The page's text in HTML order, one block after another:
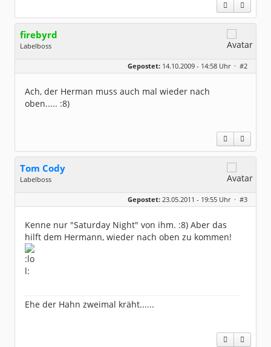
firebyrd
Labelboss
Hausgeburt (Ausgeburt?)
Beiträge:
48869
Gepostet: 14.10.2009 - 14:58 Uhr · #2
Ach, der Herman muss auch mal wieder nach
oben..... :8)
Tom Cody
Labelboss
Geschlecht:
Alter:
70
Dabei seit:
11 / 2006
Gepostet: 23.05.2011 - 19:55 Uhr · #3
Kenne nur "Saturday Night" von ihm. :8) Aber das
hilft dem Hermann, wieder nach oben zu kommen!
Ehe der Hahn zweimal kräht......